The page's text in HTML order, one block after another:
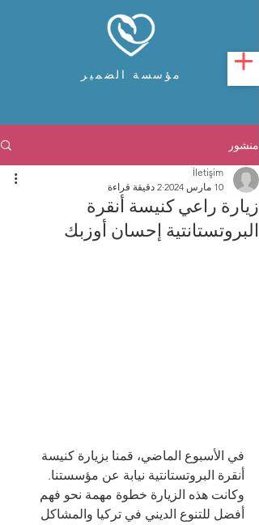
مؤسسة الضمير
منشور
زيارة راعي كنيسة أنقرة
البروتستانتية إحسان أوزبك
İletişim
10 مارس 2024
2 دقيقة قراءة
في الأسبوع الماضي، قمنا بزيارة كنيسة
أنقرة البروتستانتية نيابة عن مؤسستنا.
وكانت هذه الزيارة خطوة مهمة نحو فهم
أفضل للتنوع الديني في تركيا والمشاكل